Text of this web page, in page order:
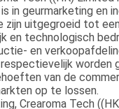
in geurmarketing en
zijn uitgegroeid tot
en technologisch
en
worden
van de
op te lossen.
Crearoma Tech